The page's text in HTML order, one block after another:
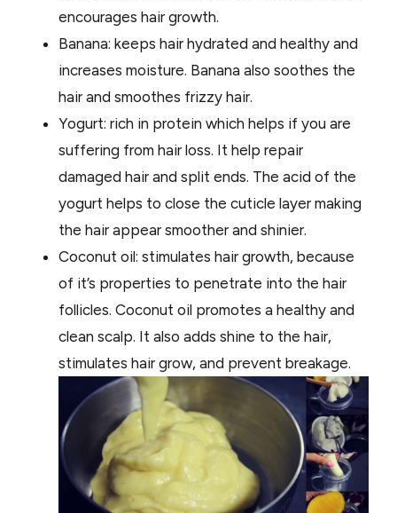
encourages hair growth.
Banana: keeps hair hydrated and healthy and
increases moisture. Banana also soothes the
hair and smoothes frizzy hair.
Yogurt: rich in protein which helps if you are
suffering from hair loss. It help repair
damaged hair and split ends. The acid of the
yogurt helps to close the cuticle layer making
the hair appear smoother and shinier.
Coconut oil: stimulates hair growth, because
of it’s properties to penetrate into the hair
follicles. Coconut oil promotes a healthy and
clean scalp. It also adds shine to the hair,
stimulates hair grow, and prevent breakage.